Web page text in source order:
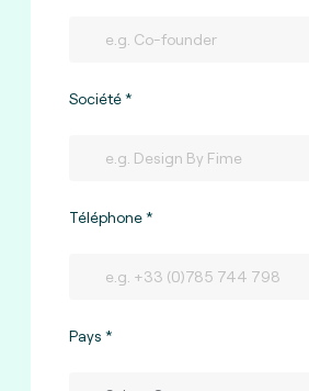
Société
Téléphone
Pays